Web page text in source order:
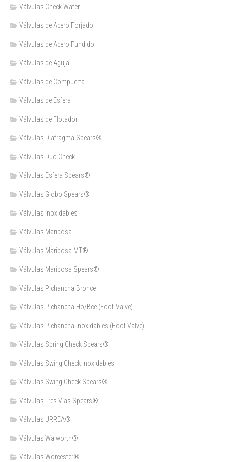
Válvulas Check Wafer
Válvulas de Acero Forjado
Válvulas de Acero Fundido
Válvulas de Aguja
Válvulas de Compuerta
Válvulas de Esfera
Válvulas de Flotador
Válvulas Diafragma Spears®️
Válvulas Duo Check
Válvulas Esfera Spears®
Válvulas Globo Spears®
Válvulas Inoxidables
Válvulas Mariposa
Válvulas Mariposa MT®
Válvulas Mariposa Spears®
Válvulas Pichancha Bronce
Válvulas Pichancha Ho/Bce (Foot Valve)
Válvulas Pichancha Inoxidables (Foot Valve)
Válvulas Spring Check Spears®
Válvulas Swing Check Inoxidables
Válvulas Swing Check Spears®
Válvulas Tres Vías Spears®
Válvulas URREA®
Válvulas Walworth®
Válvulas Worcester®